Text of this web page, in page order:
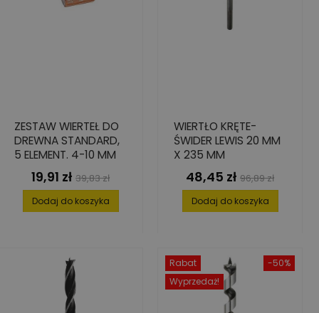
ZESTAW WIERTEŁ DO
DREWNA STANDARD,
5 ELEMENT. 4-10 MM
Cena
19,91 zł Cena
podstawowa
39,83 zł
Dodaj do koszyka
WIERTŁO KRĘTE-
ŚWIDER LEWIS 20 MM
X 235 MM
Cena
48,45 zł Cena
podstawowa
96,89 zł
Dodaj do koszyka
-50%
Rabat
Wyprzedaż!